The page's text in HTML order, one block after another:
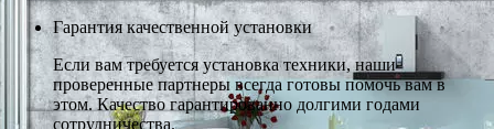
Гарантия качественной установки
Если вам требуется установка техники, наши
проверенные партнеры всегда готовы помочь вам в
этом. Качество гарантированно долгими годами
сотрудничества.